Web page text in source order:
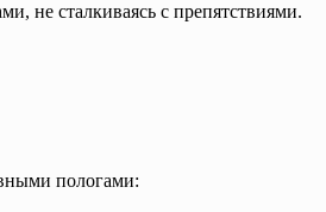
не сталкиваясь с препятствиями.
пологами: